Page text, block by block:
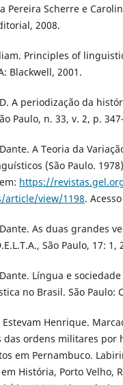
Pereira Scherre e
2008.
Principles of
Blackwell, 2001.
D. A periodização da
Paulo, n. 33, v. 2, p.
Dante. A Teoria da
(São Paulo.
https://
article/view/1198.
Dante. As duas grandes
São Paulo, 17: 1,
Dante. Língua e
no Brasil. São Paulo:
Estevam Henrique.
das ordens militares por
em Pernambuco.
História, Porto Velho,